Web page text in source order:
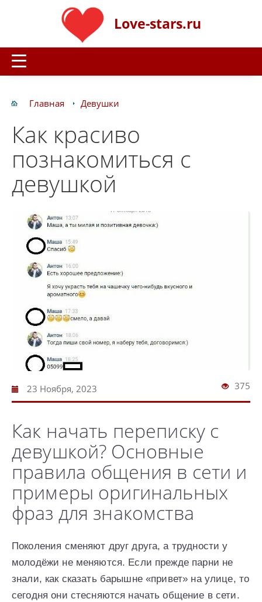
Love-stars.ru
Главная Девушки
Как красиво
познакомиться с
девушкой
23 Ноября, 2023 375
Как начать переписку с
девушкой? Основные
правила общения в сети и
примеры оригинальных
фраз для знакомства
Поколения сменяют друг друга, а трудности у
молодёжи не меняются. Если прежде парни не
знали, как сказать барышне «привет» на улице, то
сегодня они стесняются начать общение в сети.